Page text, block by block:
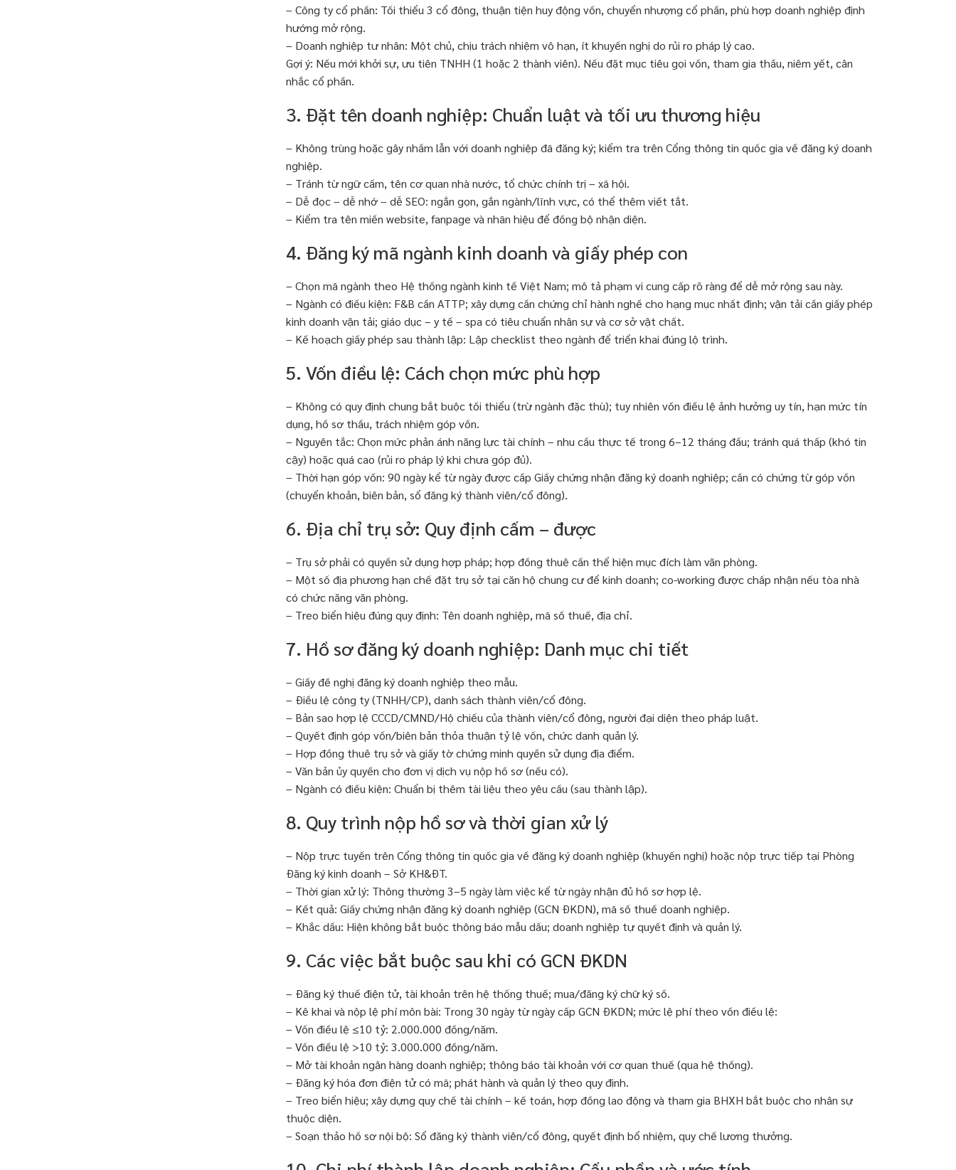
– Công ty cổ phần: Tối thiểu 3 cổ đông, thuận tiện huy động vốn, chuyển nhượng cổ phần, phù hợp doanh nghiệp định
hướng mở rộng.
– Doanh nghiệp tư nhân: Một chủ, chịu trách nhiệm vô hạn, ít khuyến nghị do rủi ro pháp lý cao.
Gợi ý: Nếu mới khởi sự, ưu tiên TNHH (1 hoặc 2 thành viên). Nếu đặt mục tiêu gọi vốn, tham gia thầu, niêm yết, cân
nhắc cổ phần.
3. Đặt tên doanh nghiệp: Chuẩn luật và tối ưu thương hiệu
– Không trùng hoặc gây nhầm lẫn với doanh nghiệp đã đăng ký; kiểm tra trên Cổng thông tin quốc gia về đăng ký doanh
nghiệp.
– Tránh từ ngữ cấm, tên cơ quan nhà nước, tổ chức chính trị – xã hội.
– Dễ đọc – dễ nhớ – dễ SEO: ngắn gọn, gắn ngành/lĩnh vực, có thể thêm viết tắt.
– Kiểm tra tên miền website, fanpage và nhãn hiệu để đồng bộ nhận diện.
4. Đăng ký mã ngành kinh doanh và giấy phép con
– Chọn mã ngành theo Hệ thống ngành kinh tế Việt Nam; mô tả phạm vi cung cấp rõ ràng để dễ mở rộng sau này.
– Ngành có điều kiện: F&B cần ATTP; xây dựng cần chứng chỉ hành nghề cho hạng mục nhất định; vận tải cần giấy phép
kinh doanh vận tải; giáo dục – y tế – spa có tiêu chuẩn nhân sự và cơ sở vật chất.
– Kế hoạch giấy phép sau thành lập: Lập checklist theo ngành để triển khai đúng lộ trình.
5. Vốn điều lệ: Cách chọn mức phù hợp
– Không có quy định chung bắt buộc tối thiểu (trừ ngành đặc thù); tuy nhiên vốn điều lệ ảnh hưởng uy tín, hạn mức tín
dụng, hồ sơ thầu, trách nhiệm góp vốn.
– Nguyên tắc: Chọn mức phản ánh năng lực tài chính – nhu cầu thực tế trong 6–12 tháng đầu; tránh quá thấp (khó tin
cậy) hoặc quá cao (rủi ro pháp lý khi chưa góp đủ).
– Thời hạn góp vốn: 90 ngày kể từ ngày được cấp Giấy chứng nhận đăng ký doanh nghiệp; cần có chứng từ góp vốn
(chuyển khoản, biên bản, sổ đăng ký thành viên/cổ đông).
6. Địa chỉ trụ sở: Quy định cấm – được
– Trụ sở phải có quyền sử dụng hợp pháp; hợp đồng thuê cần thể hiện mục đích làm văn phòng.
– Một số địa phương hạn chế đặt trụ sở tại căn hộ chung cư để kinh doanh; co-working được chấp nhận nếu tòa nhà
có chức năng văn phòng.
– Treo biển hiệu đúng quy định: Tên doanh nghiệp, mã số thuế, địa chỉ.
7. Hồ sơ đăng ký doanh nghiệp: Danh mục chi tiết
– Giấy đề nghị đăng ký doanh nghiệp theo mẫu.
– Điều lệ công ty (TNHH/CP), danh sách thành viên/cổ đông.
– Bản sao hợp lệ CCCD/CMND/Hộ chiếu của thành viên/cổ đông, người đại diện theo pháp luật.
– Quyết định góp vốn/biên bản thỏa thuận tỷ lệ vốn, chức danh quản lý.
– Hợp đồng thuê trụ sở và giấy tờ chứng minh quyền sử dụng địa điểm.
– Văn bản ủy quyền cho đơn vị dịch vụ nộp hồ sơ (nếu có).
– Ngành có điều kiện: Chuẩn bị thêm tài liệu theo yêu cầu (sau thành lập).
8. Quy trình nộp hồ sơ và thời gian xử lý
– Nộp trực tuyến trên Cổng thông tin quốc gia về đăng ký doanh nghiệp (khuyến nghị) hoặc nộp trực tiếp tại Phòng
Đăng ký kinh doanh – Sở KH&ĐT.
– Thời gian xử lý: Thông thường 3–5 ngày làm việc kể từ ngày nhận đủ hồ sơ hợp lệ.
– Kết quả: Giấy chứng nhận đăng ký doanh nghiệp (GCN ĐKDN), mã số thuế doanh nghiệp.
– Khắc dấu: Hiện không bắt buộc thông báo mẫu dấu; doanh nghiệp tự quyết định và quản lý.
9. Các việc bắt buộc sau khi có GCN ĐKDN
– Đăng ký thuế điện tử, tài khoản trên hệ thống thuế; mua/đăng ký chữ ký số.
– Kê khai và nộp lệ phí môn bài: Trong 30 ngày từ ngày cấp GCN ĐKDN; mức lệ phí theo vốn điều lệ:
– Vốn điều lệ ≤10 tỷ: 2.000.000 đồng/năm.
– Vốn điều lệ >10 tỷ: 3.000.000 đồng/năm.
– Mở tài khoản ngân hàng doanh nghiệp; thông báo tài khoản với cơ quan thuế (qua hệ thống).
– Đăng ký hóa đơn điện tử có mã; phát hành và quản lý theo quy định.
– Treo biển hiệu; xây dựng quy chế tài chính – kế toán, hợp đồng lao động và tham gia BHXH bắt buộc cho nhân sự
thuộc diện.
– Soạn thảo hồ sơ nội bộ: Sổ đăng ký thành viên/cổ đông, quyết định bổ nhiệm, quy chế lương thưởng.